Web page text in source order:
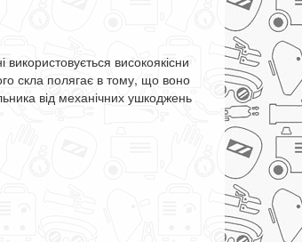
використовується високоякісни
скла полягає в тому, що воно
від механічних ушкоджень